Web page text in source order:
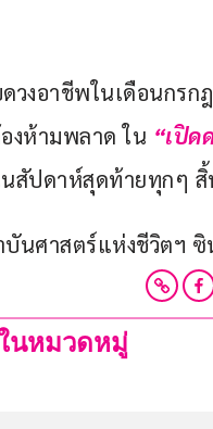
วงอาชีพในเดือนกร
งห้ามพลาด ใน “เปิด
สัปดาห์สุดท้ายทุกๆ
นศาสตร์แห่งชีวิตฯ
นหมวดหมู่